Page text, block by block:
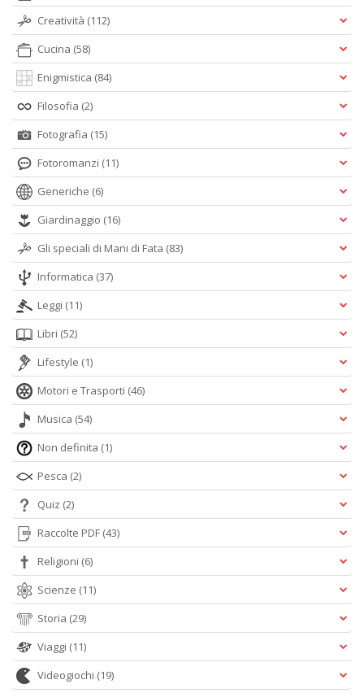
Creatività (112)
Cucina (58)
Enigmistica (84)
Filosofia (2)
Fotografia (15)
Fotoromanzi (11)
Generiche (6)
Giardinaggio (16)
Gli speciali di Mani di Fata (83)
Informatica (37)
Leggi (11)
Libri (52)
Lifestyle (1)
Motori e Trasporti (46)
Musica (54)
Non definita (1)
Pesca (2)
Quiz (2)
Raccolte PDF (43)
Religioni (6)
Scienze (11)
Storia (29)
Viaggi (11)
Videogiochi (19)